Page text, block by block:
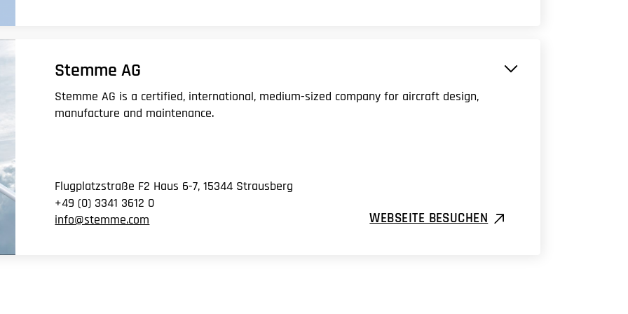
Stemme AG
Stemme AG is a certified, international, medium-sized company for aircraft design,
manufacture and maintenance.
Flugplatzstraße F2 Haus 6-7, 15344 Strausberg
+49 (0) 3341 3612 0
info@stemme.com
WEBSEITE BESUCHEN